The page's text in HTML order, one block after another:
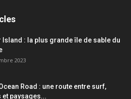
Island : la plus grande île de sable du
2023
Road : une route entre surf,
et paysages...